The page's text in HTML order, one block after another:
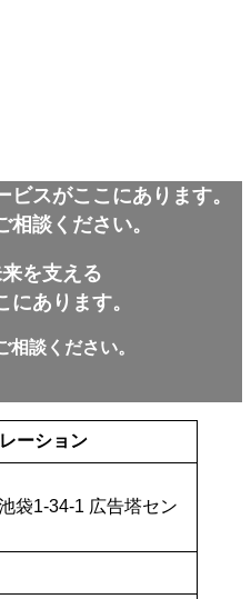
スがここにあります。
相談ください。
を支える
にあります。
相談ください。
ーション
袋1-34-1 広告塔セン